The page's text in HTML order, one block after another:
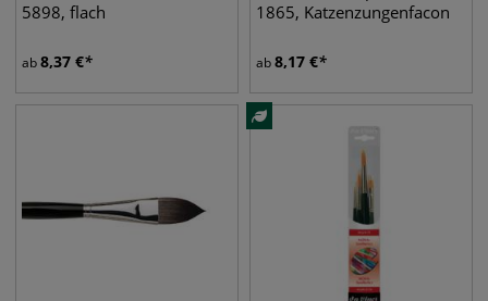
5898, flach
ab8,37 €
1865, Katzenzungenfacon
ab8,17 €